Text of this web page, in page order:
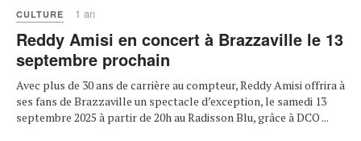
CULTURE 1 an
Reddy Amisi en concert à Brazzaville le 13
septembre prochain
Avec plus de 30 ans de carrière au compteur, Reddy Amisi offrira à
ses fans de Brazzaville un spectacle d’exception, le samedi 13
septembre 2025 à partir de 20h au Radisson Blu, grâce à DCO ...